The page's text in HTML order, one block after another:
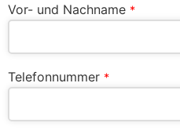
Vor- und Nachname *
Telefonnummer *